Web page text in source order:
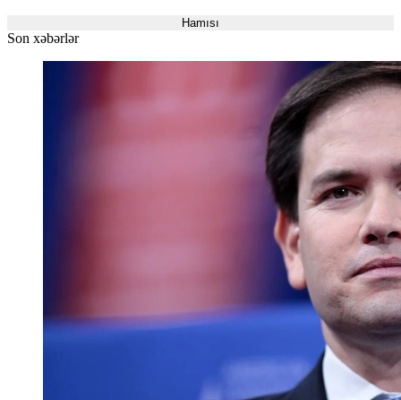
Hamısı
Son xəbərlər